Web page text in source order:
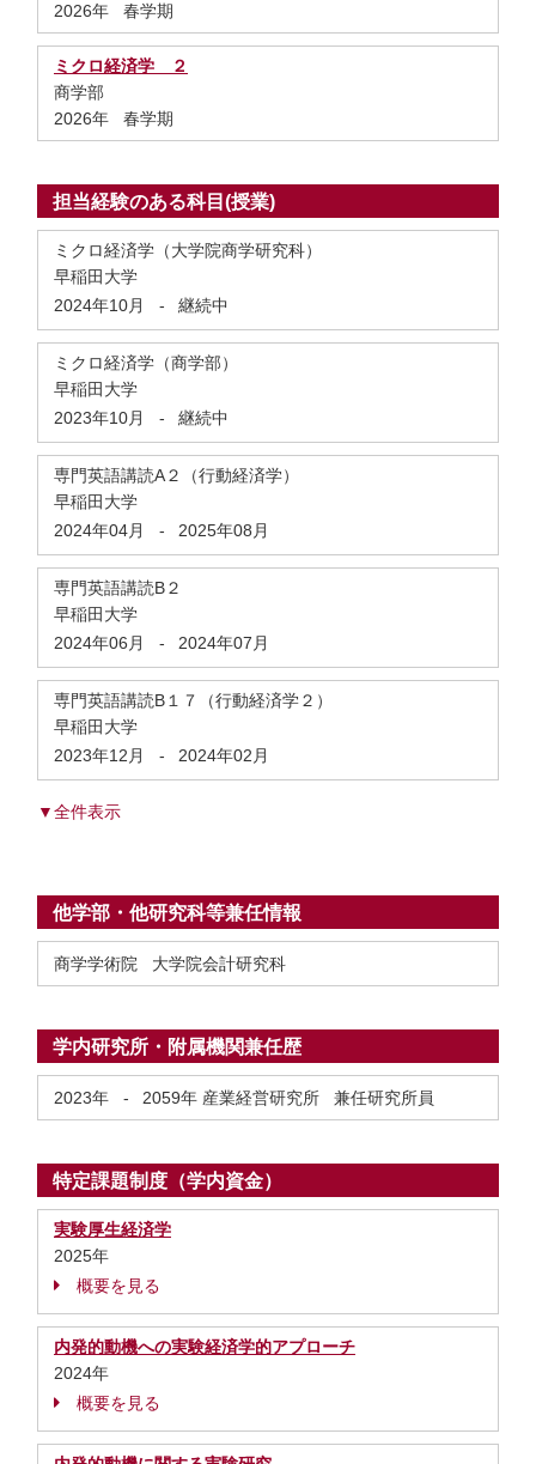
2026年 春学期
ミクロ経済学 ２
商学部
2026年 春学期
担当経験のある科目(授業)
ミクロ経済学（大学院商学研究科）
早稲田大学
2024年10月
- 継続中
ミクロ経済学（商学部）
早稲田大学
2023年10月
- 継続中
専門英語講読A２（行動経済学）
早稲田大学
2024年04月
- 2025年08月
専門英語講読B２
早稲田大学
2024年06月
- 2024年07月
専門英語講読B１７（行動経済学２）
早稲田大学
2023年12月
- 2024年02月
▼全件表示
他学部・他研究科等兼任情報
商学学術院 大学院会計研究科
学内研究所・附属機関兼任歴
2023年 - 2059年 産業経営研究所 兼任研究所員
特定課題制度（学内資金）
実験厚生経済学
2025年
概要を見る
内発的動機への実験経済学的アプローチ
2024年
概要を見る